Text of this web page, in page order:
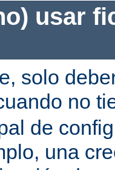
usar
solo
no
de
una